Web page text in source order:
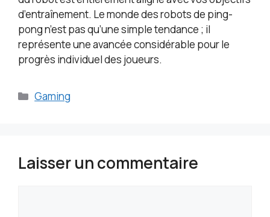
d’entraînement. Le monde des robots de ping-
pong n’est pas qu’une simple tendance ; il
représente une avancée considérable pour le
progrès individuel des joueurs.
Catégories
Gaming
Laisser un commentaire